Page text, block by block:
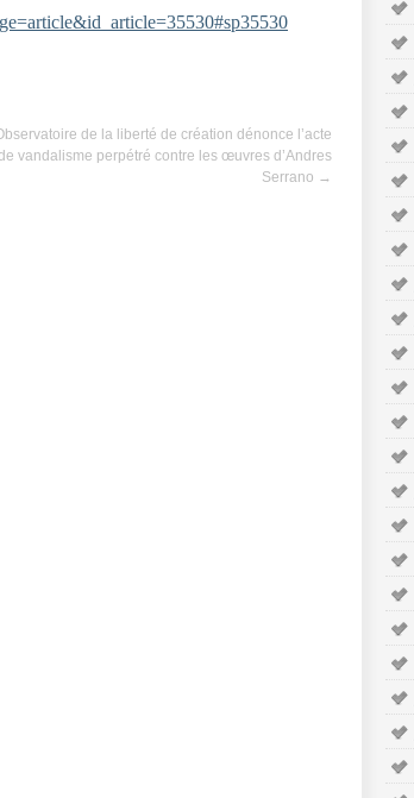
de la liberté de création dénonce l’acte
vandalisme perpétré contre les œuvres d’Andres
Serrano →